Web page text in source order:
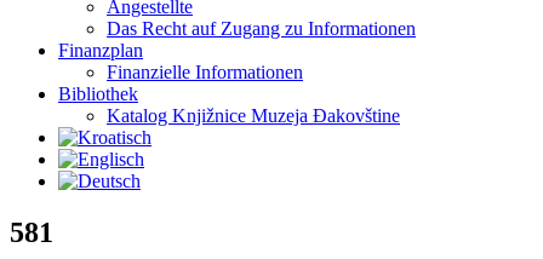
Angestellte
Das Recht auf Zugang zu Informationen
Finanzplan
Finanzielle Informationen
Bibliothek
Katalog Knjižnice Muzeja Đakovštine
581